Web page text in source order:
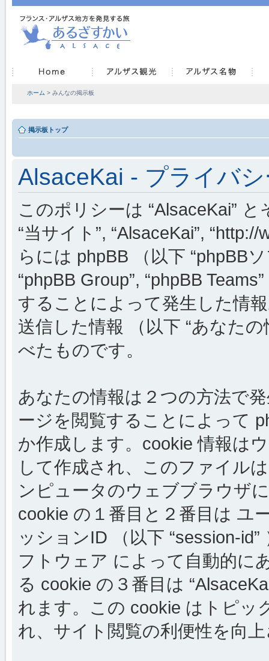
ホーム > みんなの掲示板
掲示板トップ
AlsaceKai - プライバ
このポリシーは “AlsaceKai” と
“当サイト”, “AlsaceKai”,
らには phpBB （以下 “phpBB
“phpBB Group”, “phpBB
することによって発生した情
送信した情報 （以下 “あなた
べたものです。
あなたの情報は２つの方法で
ージを閲覧することによって
か作成します。cookie 情報は
して作成され、このファイル
ンピュータのウェブブラウザ
cookie の１番目と２番目は ユ
ッションID （以下 “session-
フトウェア によって自動的に
る cookie の３番目は
れます。この cookie はトピッ
れ、サイト閲覧の利便性を向